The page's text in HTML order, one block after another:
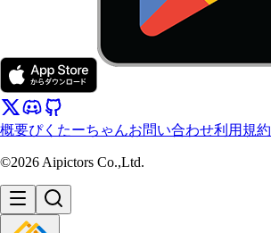
概要ぴくたーちゃんお問い合わせ利用規約
©2026 Aipictors Co.,Ltd.